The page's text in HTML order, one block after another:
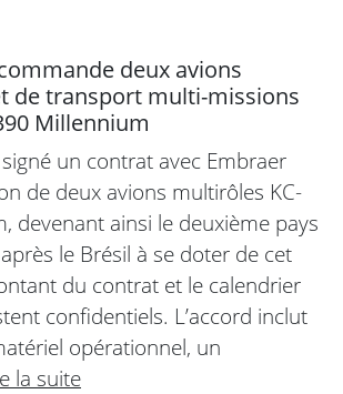
deux avions
de transport multi-missions
Millennium
un contrat avec Embraer
de deux avions multirôles KC-
devenant ainsi le deuxième pays
le Brésil à se doter de cet
du contrat et le calendrier
confidentiels. L’accord inclut
opérationnel, un
la suite